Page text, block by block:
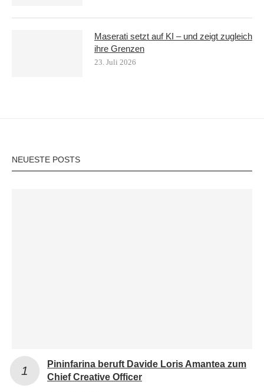
Maserati setzt auf KI – und zeigt zugleich
ihre Grenzen
23. Juli 2026
NEUESTE POSTS
Pininfarina beruft Davide Loris Amantea zum
Chief Creative Officer